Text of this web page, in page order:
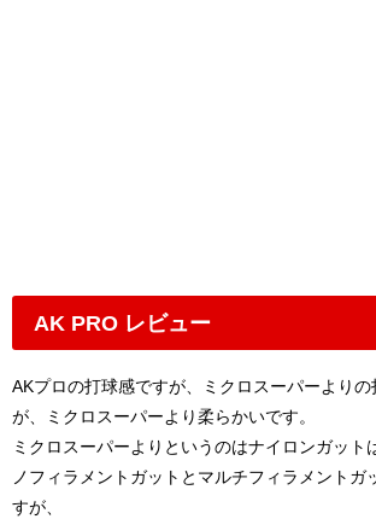
AK PRO レビュー
AKプロの打球感ですが、ミクロスーパーより
が、ミクロスーパーより柔らかいです。
ミクロスーパーよりというのはナイロンガット
ノフィラメントガットとマルチフィラメントガ
すが、